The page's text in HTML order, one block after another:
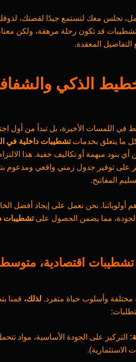
نجلس معك لنستمع جيدًا لقصتك،
قد تكون رحلة مرهقة، ولكن
المعقدة.
الذكي
في اللمسات الأخيرة، بل تبدأ من أول
ما يتعلق بخدماتتشطيبات داخلية في
بنود مبهمة أو تكاليف خفية. هذا
على توفير جدول زمني واقعي ومدعوم
المفاتيح.
أولوياتنا. نحن نعمل على إيجاد أفضل
مما يضمن الحصول علىتشطيبات
تشطيبات اقتصادية،
وأسلوب حياة متفرد. لذلك، قمنا
التركيز على الجودة الأساسية، مواد
الاستثمارية).